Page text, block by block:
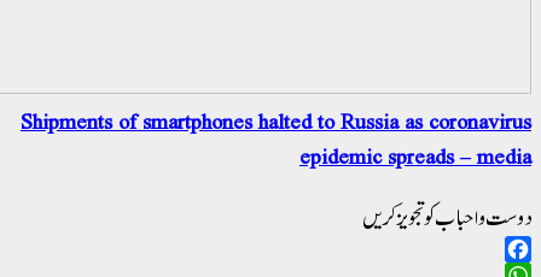
Shipments of smartphones halted to Russia
epidemic
کریں